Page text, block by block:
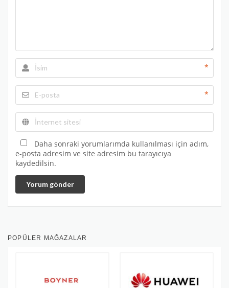
*
*
Daha sonraki yorumlarımda kullanılması için adım,
e-posta adresim ve site adresim bu tarayıcıya
kaydedilsin.
Yorum gönder
POPÜLER MAĞAZALAR